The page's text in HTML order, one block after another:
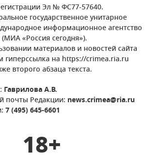
Эл № ФС77-57640.
государственное унитарное
информационное агентство
(МИА «Россия сегодня»).
материалов и новостей сайта
на https://crimea.ria.ru
второго абзаца текста.
Гаврилова А.В.
почты Редакции: news.crimea@ria.ru
7 (495) 645-6601
18+